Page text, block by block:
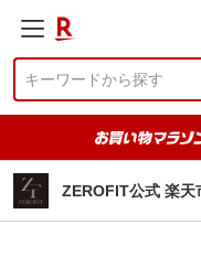
ZEROFIT公式 楽天